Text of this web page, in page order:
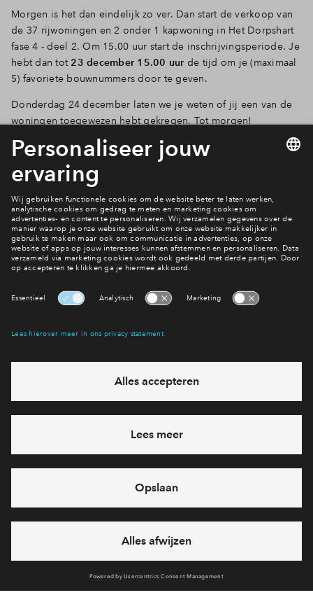
Morgen is het dan eindelijk zo ver. Dan start de verkoop van
de 37 rijwoningen en 2 onder 1 kapwoning in Het Dorpshart
fase 4 - deel 2. Om 15.00 uur start de inschrijvingsperiode. Je
hebt dan tot 23 december 15.00 uur de tijd om je (maximaal
5) favoriete bouwnummers door te geven.
Donderdag 24 december laten we je weten of jij een van de
woningen toegewezen hebt gekregen. Tot morgen!
Bekijk alle bouwnmmers
Neem contact met ons op
Interesse? Meld je dan snel aan
eventuele projecten
Ja, ik wil mij aanmelden
Heb je een vraag en wil je direct antwoord? Bel ons op
feestdagen)
via chat en telefoon